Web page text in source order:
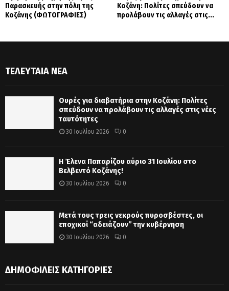
Παρασκευής στην πόλη της
Κοζάνης (ΦΩΤΟΓΡΑΦΙΕΣ)
Κοζάνη: Πολίτες σπεύδουν να
προλάβουν τις αλλαγές στις...
ΤΕΛΕΥΤΑΊΑ ΝΈΑ
Ουρές για διαβατήρια στην Κοζάνη: Πολίτες
σπεύδουν να προλάβουν τις αλλαγές στις νέες
ταυτότητες
30 Ιουλίου 2026 0
Η Έλενα Παπαρίζου αύριο 31 Ιουλίου στο
Βελβεντό Κοζάνης!
30 Ιουλίου 2026 0
Μετά τους τρεις νεκρούς πυροσβέστες, οι
εποχικοί “αδειάζουν” την κυβέρνηση
30 Ιουλίου 2026 0
ΔΗΜΟΦΙΛΕΊΣ ΚΑΤΗΓΟΡΊΕΣ